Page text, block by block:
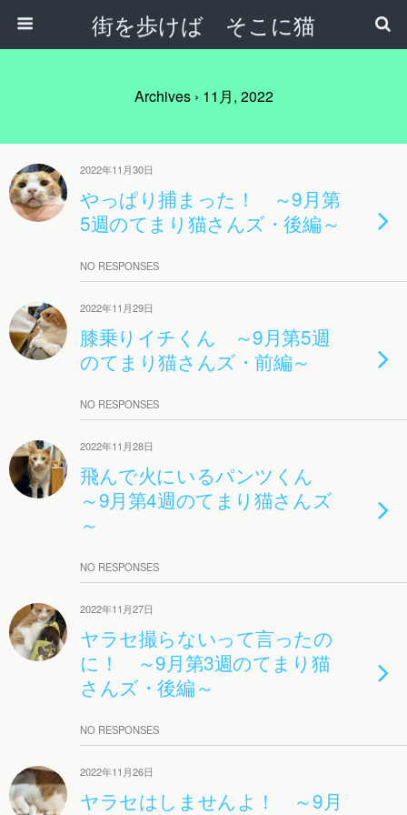
街を歩けば そこに猫
Archives › 11月, 2022
2022年11月30日
やっぱり捕まった！ ～9月第
5週のてまり猫さんズ・後編～
NO RESPONSES
2022年11月29日
膝乗りイチくん ～9月第5週
のてまり猫さんズ・前編～
NO RESPONSES
2022年11月28日
飛んで火にいるパンツくん
～9月第4週のてまり猫さんズ
～
NO RESPONSES
2022年11月27日
ヤラセ撮らないって言ったの
に！ ～9月第3週のてまり猫
さんズ・後編～
NO RESPONSES
2022年11月26日
ヤラセはしませんよ！ ～9月